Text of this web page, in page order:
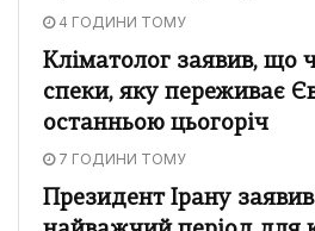
4 ГОДИНИ ТОМУ
Кліматолог заявив, що
спеки, яку переживає
останньою цьогоріч
7 ГОДИНИ ТОМУ
Президент Ірану